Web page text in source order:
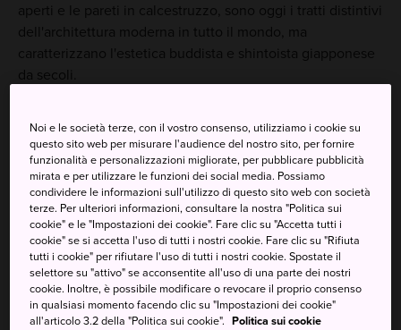
aperti e le pareti in calcestruzzo, sono oggi i tratti distintivi
dell'architettura moderna in tutto il mondo, ma
caratterizzano l'estetica buddista e shintoista giapponese
da secoli.
Noi e le società terze, con il vostro consenso, utilizziamo i cookie su
questo sito web per misurare l'audience del nostro sito, per fornire
funzionalità e personalizzazioni migliorate, per pubblicare pubblicità
mirata e per utilizzare le funzioni dei social media. Possiamo
condividere le informazioni sull'utilizzo di questo sito web con società
terze. Per ulteriori informazioni, consultare la nostra "Politica sui
cookie" e le "Impostazioni dei cookie". Fare clic su "Accetta tutti i
cookie" se si accetta l'uso di tutti i nostri cookie. Fare clic su "Rifiuta
tutti i cookie" per rifiutare l'uso di tutti i nostri cookie. Spostate il
selettore su "attivo" se acconsentite all'uso di una parte dei nostri
cookie. Inoltre, è possibile modificare o revocare il proprio consenso
in qualsiasi momento facendo clic su "Impostazioni dei cookie"
all'articolo 3.2 della "Politica sui cookie". Politica sui cookie